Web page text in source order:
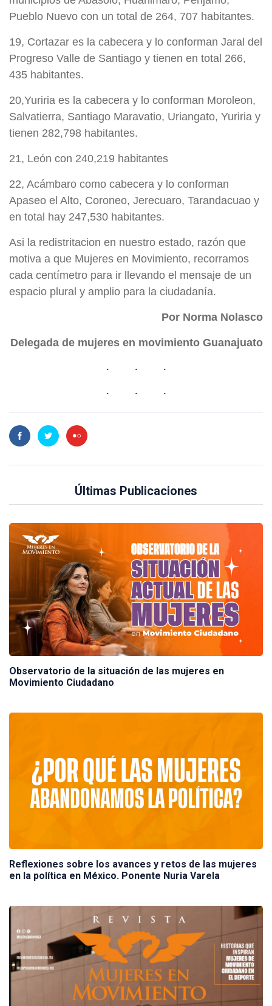
Pueblo Nuevo con un total de 264, 707 habitantes.
19, Cortazar es la cabecera y lo conforman Jaral del
Progreso Valle de Santiago y tienen en total 266,
435 habitantes.
20,Yuriria es la cabecera y lo conforman Moroleon,
Salvatierra, Santiago Maravatio, Uriangato, Yuriria y
tienen 282,798 habitantes.
21, León con 240,219 habitantes
22, Acámbaro como cabecera y lo conforman
Apaseo el Alto, Coroneo, Jerecuaro, Tarandacuao y
en total hay 247,530 habitantes.
Asi la redistritacion en nuestro estado, razón que
motiva a que Mujeres en Movimiento, recorramos
cada centímetro para ir llevando el mensaje de un
espacio plural y amplio para la ciudadanía.
Por Norma Nolasco
Delegada de mujeres en movimiento Guanajuato
Últimas Publicaciones
Observatorio de la situación de las mujeres en
Movimiento Ciudadano
Reflexiones sobre los avances y retos de las mujeres
en la política en México. Ponente Nuria Varela